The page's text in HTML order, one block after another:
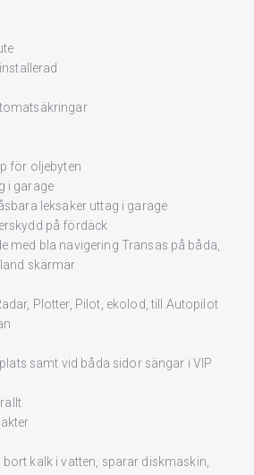
för oljebyten
i garage
leksaker uttag i garage
på fördäck
med bla navigering Transas på båda,
skärmar
Plotter, Pilot, ekolod, till Autopilot
samt vid båda sidor sängar i VIP
kalk i vatten, sparar diskmaskin,